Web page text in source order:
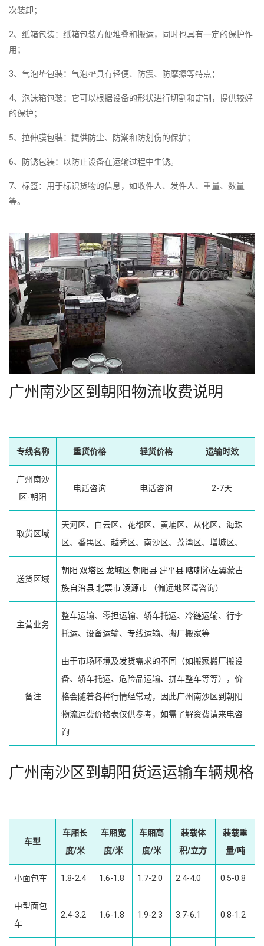
次装卸；
2、纸箱包装：纸箱包装方便堆叠和搬运，同时也具有一定的保护作
用；
3、气泡垫包装：气泡垫具有轻便、防震、防摩擦等特点；
4、泡沫箱包装：它可以根据设备的形状进行切割和定制，提供较好
的保护；
5、拉伸膜包装：提供防尘、防潮和防划伤的保护；
6、防锈包装：以防止设备在运输过程中生锈。
7、标签：用于标识货物的信息，如收件人、发件人、重量、数量
等。
广州南沙区到朝阳物流收费说明
专线名称 重货价格 轻货价格 运输时效
广州南沙
区-朝阳
电话咨询 电话咨询 2-7天
取货区域
天河区、白云区、花都区、黄埔区、从化区、海珠
区、番禺区、越秀区、南沙区、荔湾区、增城区、
送货区域
朝阳 双塔区 龙城区 朝阳县 建平县 喀喇沁左翼蒙古
族自治县北票市 凌源市 （偏远地区请咨询）
主营业务
整车运输、零担运输、轿车托运、冷链运输、行李
托运、设备运输、专线运输、搬厂搬家等
备注
由于市场环境及发货需求的不同（如搬家搬厂搬设
备、轿车托运、危险品运输、拼车整车等等），价
格会随着各种行情经常动，因此广州南沙区到朝阳
物流运费价格表仅供参考，如需了解资费请来电咨
询
广州南沙区到朝阳货运运输车辆规格
车型
车厢长
度/米
车厢宽
度/米
车厢高
度/米
装载体
积/立方
装载重
量/吨
小面包车 1.8-2.4 1.6-1.8 1.7-2.0 2.4-4.0 0.5-0.8
中型面包
车
2.4-3.2 1.6-1.8 1.9-2.3 3.7-6.1 0.8-1.2